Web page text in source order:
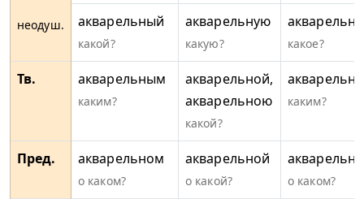
неодуш. акварельный
какой?
акварельную
какую? какое?
Тв. акварельным
каким?
акварельной,
акварельною
какой?
каким?
Пред. акварельном
о каком?
акварельной
о какой? о каком?